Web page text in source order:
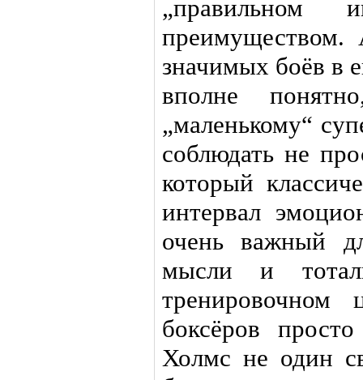
„правильном
преимуществом.
значимых боёв в
вполне
„маленькому“
соблюдать не
который
интервал
очень важный
мысли и
боксёров
Холмс не один